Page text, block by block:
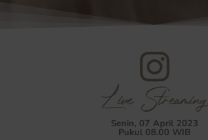
Live Streaming
Senin, 07 April 2023
Pukul 08.00 WIB